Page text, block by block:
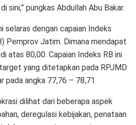
sini,” pungkas Abdullah Abu Bakar.
selaras dengan capaian Indeks
Pemprov Jatim. Dimana mendapat
atas 80,00. Capaian Indeks RB ini
yang ditetapkan pada RPJMD
pada angka 77,76 – 78,71.
dilihat dari beberapa aspek
deregulasi kebijakan, penataan